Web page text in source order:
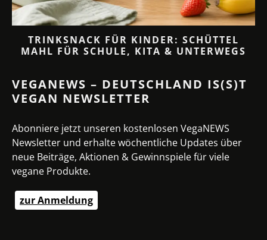
TRINKSNACK FÜR KINDER: SCHÜTTEL
MAHL FÜR SCHULE, KITA & UNTERWEGS
VEGANEWS – DEUTSCHLAND IS(S)T
VEGAN NEWSLETTER
Abonniere jetzt unseren kostenlosen VegaNEWS
Newsletter und erhalte wöchentliche Updates über
neue Beiträge, Aktionen & Gewinnspiele für viele
vegane Produkte.
zur Anmeldung